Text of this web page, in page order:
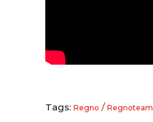
Tags: Regno / Regnoteam